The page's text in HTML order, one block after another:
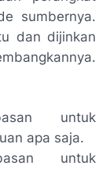
sumbernya.
dan dijinkan
untuk
apa saja.
untuk